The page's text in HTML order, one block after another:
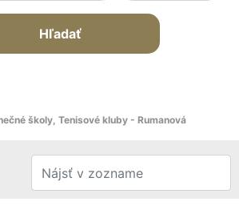
Hľadať
školy, Tenisové kluby - Rumanová